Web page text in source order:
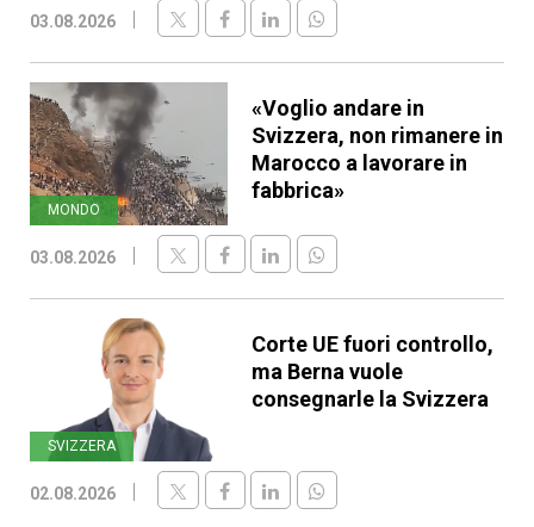
03.08.2026
MONDO
«Voglio andare in
Svizzera, non rimanere in
Marocco a lavorare in
fabbrica»
03.08.2026
SVIZZERA
Corte UE fuori controllo,
ma Berna vuole
consegnarle la Svizzera
02.08.2026